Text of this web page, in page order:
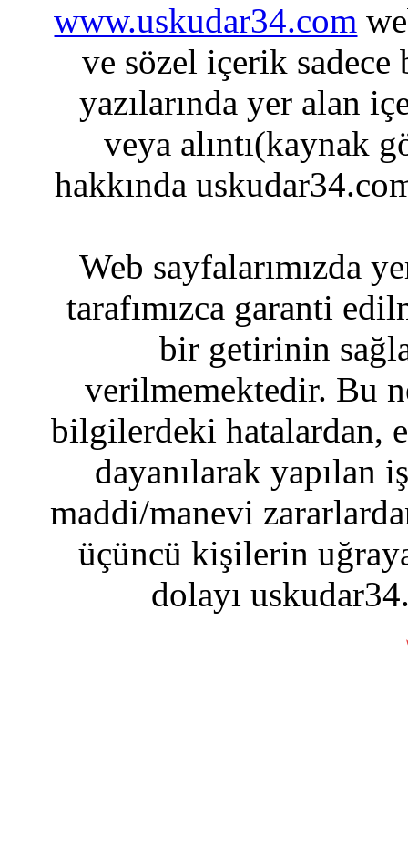
www.uskudar34.com
ve sözel içerik sadece
yazılarında yer alan
veya alıntı(kaynak
hakkında
Web sayfalarımızda
tarafımızca garanti
bir getirinin
verilmemektedir. Bu
bilgilerdeki hatalardan,
dayanılarak yapılan
maddi/manevi
üçüncü kişilerin
dolayı